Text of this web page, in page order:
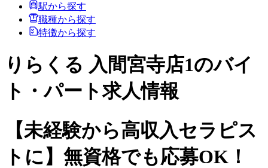
駅から探す
職種から探す
特徴から探す
りらくる 入間宮寺店1のバイ
ト・パート求人情報
【未経験から高収入セラピス
トに】無資格でも応募OK！